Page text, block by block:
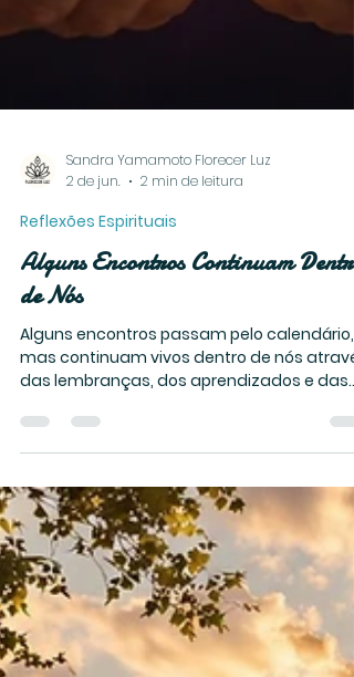
Sandra Yamamoto Florecer Luz
2 de jun.
Reflexões Espirituais
Alguns Encontros Continuam Dentro
de Nós
Alguns encontros passam pelo calendário,
mas continuam vivos dentro de nós
das lembranças, dos aprendizados e das
conexões que despertam.